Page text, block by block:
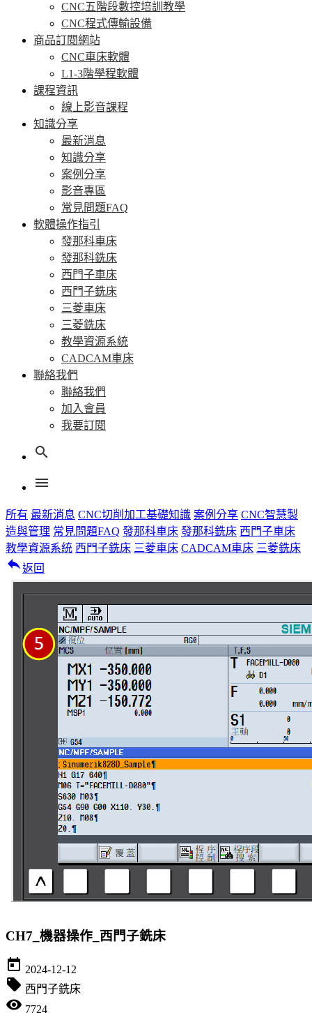
CNC五階段數控培訓教學
CNC程式傳輸設備
商品訂閱網站
CNC車床軟體
L1-3階學程軟體
課程資訊
線上影音課程
知識分享
最新消息
知識分享
案例分享
影音專區
常見問題FAQ
軟體操作指引
發那科車床
發那科銑床
西門子車床
西門子銑床
三菱車床
三菱銑床
教學資源系統
CADCAM車床
聯絡我們
聯絡我們
加入會員
我要訂閱
search
menu
所有 最新消息 CNC切削加工基礎知識 案例分享 CNC智慧製
造與管理 常見問題FAQ 發那科車床 發那科銑床 西門子車床
教學資源系統 西門子銑床 三菱車床 CADCAM車床 三菱銑床
reply返回
CH7_機器操作_西門子銑床
today 2024-12-12
local_offer 西門子銑床
visibility 7724